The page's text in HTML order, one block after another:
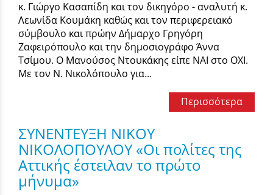
κ. Γιώργο Κασαπίδη και τον δικηγόρο - αναλυτή κ.
Λεωνίδα Κουμάκη καθώς και τον περιφερειακό
σύμβουλο και πρώην Δήμαρχο Γρηγόρη
Ζαφειρόπουλο και την δημοσιογράφο Άννα
Τσίμου. Ο Μανούσος Ντουκάκης είπε ΝΑΙ στο ΟΧΙ.
Με τον Ν. Νικολόπουλο για...
Περισσότερα
ΣΥΝΕΝΤΕΥΞΗ ΝΙΚΟΥ
ΝΙΚΟΛΟΠΟΥΛΟΥ «Οι πολίτες της
Αττικής έστειλαν το πρώτο
μήνυμα»